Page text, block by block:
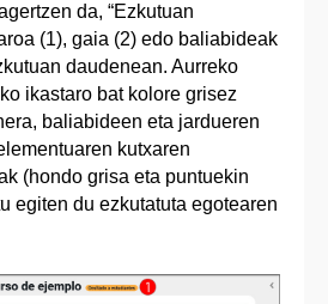
da, “Ezkutuan
(1), gaia (2) edo baliabideak
daudenean. Aurreko
ikastaro bat kolore grisez
baliabideen eta jardueren
kutxaren
(hondo grisa eta puntuekin
egiten du ezkutatuta egotearen